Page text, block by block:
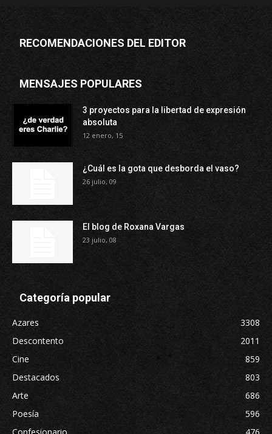
RECOMENDACIONES DEL EDITOR
MENSAJES POPULARES
3 proyectos para la libertad de expresión
absoluta
12 enero, 15
¿Cuál es la gota que desborda el vaso?
26 julio, 09
El blog de Roxana Vargas
23 julio, 08
Categoría popular
Azares
3308
Descontento
2011
Cine
859
Destacados
803
Arte
686
Poesía
596